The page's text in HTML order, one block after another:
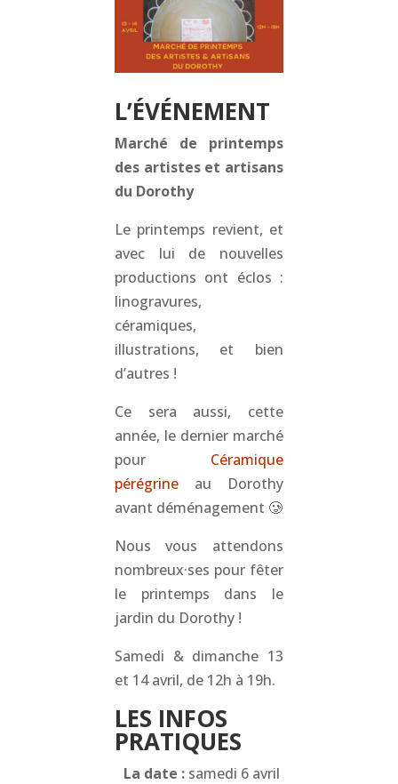
L’ÉVÉNEMENT
Marché de printemps
des artistes et artisans
du Dorothy
Le printemps revient, et
avec lui de nouvelles
productions ont éclos :
linogravures,
céramiques,
illustrations, et bien
d’autres !
Ce sera aussi, cette
année, le dernier marché
pour Céramique
pérégrineau Dorothy
avant déménagement 🥲
Nous vous attendons
nombreux·ses pour fêter
le printemps dans le
jardin du Dorothy !
Samedi & dimanche 13
et 14 avril, de 12h à 19h.
LES INFOS
PRATIQUES
La date :samedi 6 avril